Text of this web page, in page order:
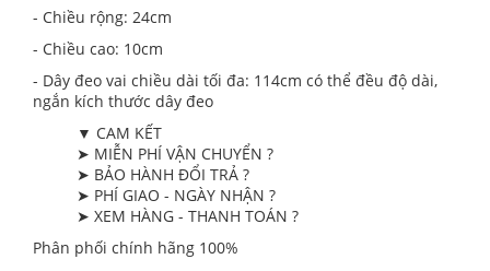
- Chiều rộng: 24cm
- Chiều cao: 10cm
- Dây đeo vai chiều dài tối đa: 114cm có thể đều độ dài,
ngắn kích thước dây đeo
▼ CAM KẾT
➤ MIỄN PHÍ VẬN CHUYỂN ?
➤ BẢO HÀNH ĐỔI TRẢ ?
➤ PHÍ GIAO - NGÀY NHẬN ?
➤ XEM HÀNG - THANH TOÁN ?
Phân phối chính hãng 100%